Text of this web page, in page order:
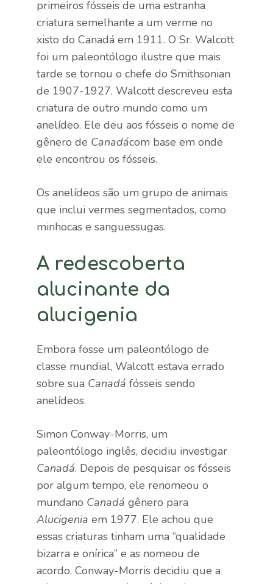
primeiros fósseis de uma estranha
criatura semelhante a um verme no
xisto do Canadá em 1911. O Sr. Walcott
foi um paleontólogo ilustre que mais
tarde se tornou o chefe do Smithsonian
de 1907-1927. Walcott descreveu esta
criatura de outro mundo como um
anelídeo. Ele deu aos fósseis o nome de
gênero de Canadácom base em onde
ele encontrou os fósseis.
Os anelídeos são um grupo de animais
que inclui vermes segmentados, como
minhocas e sanguessugas.
A redescoberta
alucinante da
alucigenia
Embora fosse um paleontólogo de
classe mundial, Walcott estava errado
sobre sua Canadá fósseis sendo
anelídeos.
Simon Conway-Morris, um
paleontólogo inglês, decidiu investigar
Canadá. Depois de pesquisar os fósseis
por algum tempo, ele renomeou o
mundano Canadá gênero para
Alucigenia em 1977. Ele achou que
essas criaturas tinham uma “qualidade
bizarra e onírica” e as nomeou de
acordo. Conway-Morris decidiu que a